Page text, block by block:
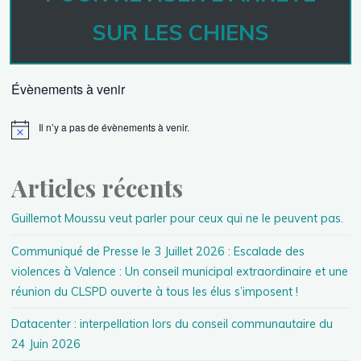
SUR LES CHIENS
Évènements à venir
Il n’y a pas de évènements à venir.
Articles récents
Guillemot Moussu veut parler pour ceux qui ne le peuvent pas.
Communiqué de Presse le 3 Juillet 2026 : Escalade des
violences à Valence : Un conseil municipal extraordinaire et une
réunion du CLSPD ouverte à tous les élus s’imposent !
Datacenter : interpellation lors du conseil communautaire du
24 Juin 2026